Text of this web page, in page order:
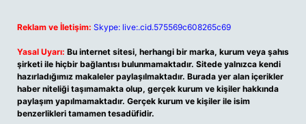
Reklam ve İletişim: Skype: live:.cid.575569c608265c69
Yasal Uyarı: Bu internet sitesi, herhangi bir marka, kurum veya şahıs
şirketi ile hiçbir bağlantısı bulunmamaktadır. Sitede yalnızca kendi
hazırladığımız makaleler paylaşılmaktadır. Burada yer alan içerikler
haber niteliği taşımamakta olup, gerçek kurum ve kişiler hakkında
paylaşım yapılmamaktadır. Gerçek kurum ve kişiler ile isim
benzerlikleri tamamen tesadüfidir.